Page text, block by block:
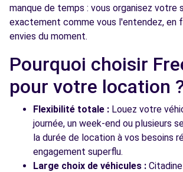
Voir l'agence
97 AVENUE GALLIENI
BONDY, FR-93, 93140
Voir l'agence
Voir toutes les agences
manque de temps : vous organisez votre
exactement comme vous l'entendez, en
envies du moment.
Pourquoi choisir
pour votre location
Flexibilité totale : Louez votre
journée, un week-end ou plusieurs
la durée de location à vos besoins
engagement superflu.
Large choix de véhicules :